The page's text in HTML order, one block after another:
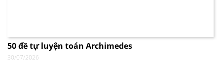
50 đề tự luyện toán Archimedes
30/07/2026